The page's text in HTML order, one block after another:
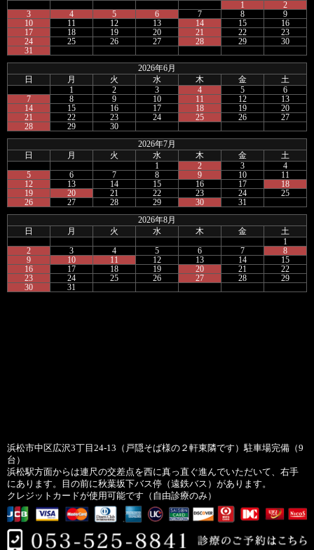
1
2
3
4 5 6 7 8
9
10
11 12 13 14 15
16
17
18 19 20 21 22
23
24
25 26 27 28 29
30
31
2026年6月
日
月 火 水 木 金
土
1
2 3 4 5
6
7
8 9 10 11 12
13
14
15 16 17 18 19
20
21
22 23 24 25 26
27
28
29 30
2026年7月
日
月 火 水 木 金
土
1
2 3
4
5
6 7 8 9 10
11
12
13 14 15 16 17
18
19
20 21 22 23 24
25
26
27 28 29 30 31
2026年8月
日
月 火 水 木 金
土
1
2
3 4 5 6 7
8
9
10 11 12 13 14
15
16
17 18 19 20 21
22
23
24 25 26 27 28
29
30
31
浜松市中区広沢3丁目24-13（戸隠そば様の２軒東隣です）駐車場完備（9
台）
浜松駅方面からは連尺の交差点を西に真っ直ぐ進んでいただいて、右手
にあります。目の前に秋葉坂下バス停（遠鉄バス）があります。
クレジットカードが使用可能です（自由診療のみ）